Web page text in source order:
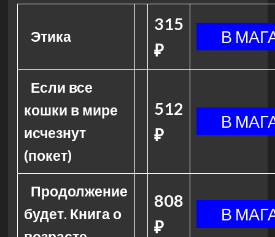
Этика
315
₽
Если все
кошки в мире
исчезнут
(покет)
512
₽
Продолжение
будет. Книга о
808
₽